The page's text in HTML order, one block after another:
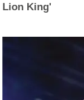
Lion King'